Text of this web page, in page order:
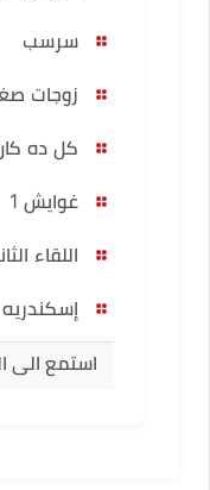
سرسب
زوجات
كل ده
غوايش 1
اللقاء
إسكندريه
استمع الى